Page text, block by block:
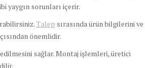
yaygın sorunları içerir.
Talep sırasında ürün bilgilerini ve
önemlidir.
sağlar. Montaj işlemleri, üretici